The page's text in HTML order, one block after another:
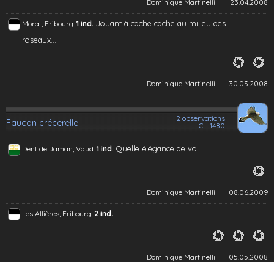
Dominique Martinelli 23.04.2008
Morat, Fribourg: 1 ind. Jouant à cache cache au milieu des
roseaux...
Dominique Martinelli 30.03.2008
Faucon crécerelle
2 observations
C - 1480
Dent de Jaman, Vaud: 1 ind. Quelle élégance de vol...
Dominique Martinelli 08.06.2009
Les Allières, Fribourg: 2 ind.
Dominique Martinelli 05.05.2008